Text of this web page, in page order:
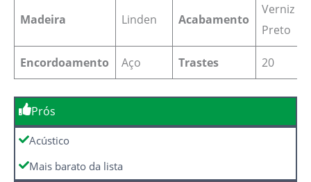
Madeira Linden Acabamento
Verniz
Preto
Encordoamento Aço Trastes 20
Prós
Acústico
Mais barato da lista